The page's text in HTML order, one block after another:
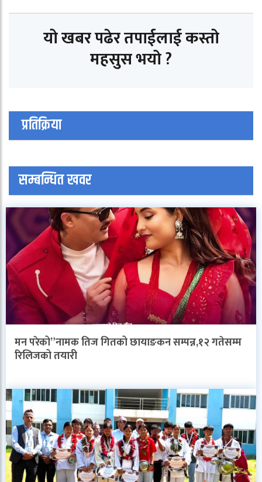
यो खबर पढेर तपाईलाई कस्तो
महसुस भयो ?
प्रतिक्रिया
सम्बन्धित खवर
मन परेको”नामक तिज गितको छायाङकन सम्पन्न,१२ गतेसम्म
रिलिजको तयारी